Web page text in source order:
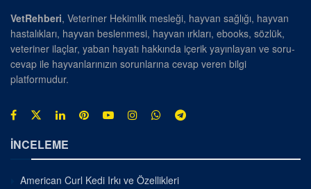
VetRehberi, Veteriner Hekimlik mesleği, hayvan sağlığı, hayvan
hastalıkları, hayvan beslenmesi, hayvan ırkları, ebooks, sözlük,
veteriner ilaçlar, yaban hayatı hakkında içerik yayınlayan ve soru-
cevap ile hayvanlarınızın sorunlarına cevap veren bilgi
platformudur.
İNCELEME
American Curl Kedi Irkı ve Özellikleri